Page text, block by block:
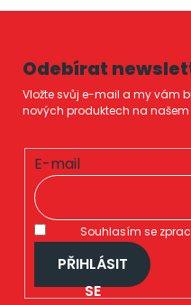
Odebírat
Vložte svůj e-mail a my vám
nových produktech na
E-mail
Souhlasím se
PŘIHLÁSIT
SE